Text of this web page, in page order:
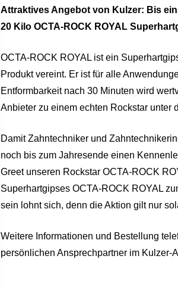
Attraktives Angebot von Kulzer: Bis
20 Kilo OCTA-ROCK ROYAL
OCTA-ROCK ROYAL ist ein
Produkt vereint. Er ist für alle
Entformbarkeit nach 30 Minuten wird
Anbieter zu einem echten Rockstar unter
Damit Zahntechniker und
noch bis zum Jahresende einen
Greet unseren Rockstar OCTA-ROCK
Superhartgipses OCTA-ROCK ROYAL
sein lohnt sich, denn die Aktion gilt nur
Weitere Informationen und Bestellung
persönlichen Ansprechpartner im Kulzer-